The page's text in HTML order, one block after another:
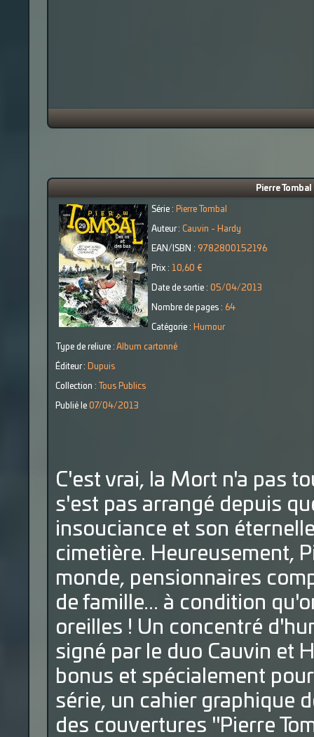
Pierre
Série : Pierre Tombal
Auteur : Cauvin - Hardy
EAN/ISBN : 9782800152196
Prix : 10,60 €
Date de sortie : 05/04/2013
Nombre de pages : 64
Catégorie : Humour
Type de reliure : Album cartonné
Éditeur : Dupuis
Collection : Tous Publics
Publié le 07/04/2013
C'est vrai, la Mort n'a pas
s'est pas arrangé depuis
insouciance et son
cimetière. Heureusement,
monde, pensionnaires
de famille... à condition
oreilles ! Un concentré
signé par le duo Cauvin et
bonus et spécialement
série, un cahier graphique
des couvertures "Pierre